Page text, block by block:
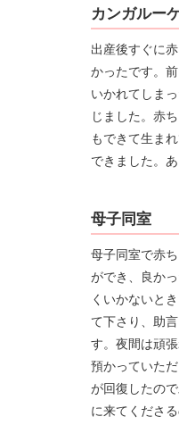
カンガルー
出産後すぐに
かったです。
いかれてしま
じました。赤
もできて生ま
できました。
母子同室
母子同室で赤
ができ、良か
くいかないと
て下さり、助
す。夜間は頑
預かっていた
が回復したの
に来てくださ